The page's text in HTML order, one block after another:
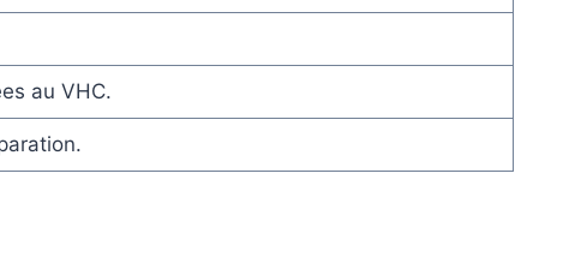
au VHC.